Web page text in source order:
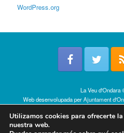
WordPress.org
La Veu d'Ondara
Web desenvolupada perAjuntament
Utilizamos cookies para ofrecerte
nuestra web.